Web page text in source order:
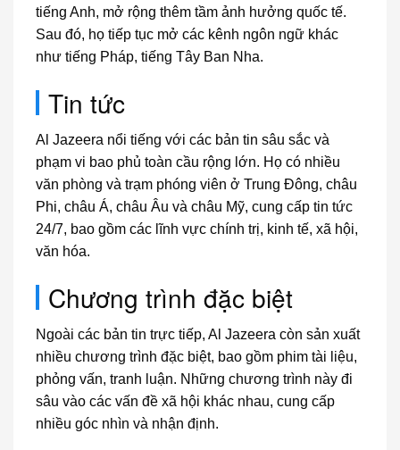
tiếng Anh, mở rộng thêm tầm ảnh hưởng quốc tế.
Sau đó, họ tiếp tục mở các kênh ngôn ngữ khác
như tiếng Pháp, tiếng Tây Ban Nha.
Tin tức
Al Jazeera nổi tiếng với các bản tin sâu sắc và
phạm vi bao phủ toàn cầu rộng lớn. Họ có nhiều
văn phòng và trạm phóng viên ở Trung Đông, châu
Phi, châu Á, châu Âu và châu Mỹ, cung cấp tin tức
24/7, bao gồm các lĩnh vực chính trị, kinh tế, xã hội,
văn hóa.
Chương trình đặc biệt
Ngoài các bản tin trực tiếp, Al Jazeera còn sản xuất
nhiều chương trình đặc biệt, bao gồm phim tài liệu,
phỏng vấn, tranh luận. Những chương trình này đi
sâu vào các vấn đề xã hội khác nhau, cung cấp
nhiều góc nhìn và nhận định.